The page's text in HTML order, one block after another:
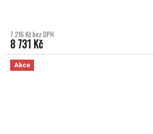
7 216 Kč bez DPH
8 731 Kč
Akce